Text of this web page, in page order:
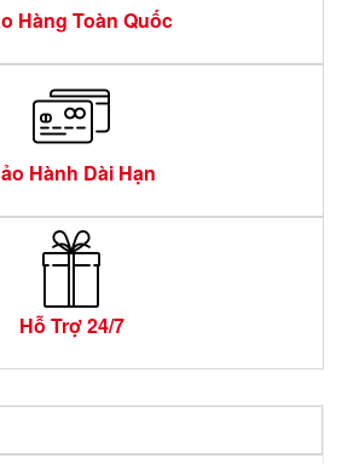
Hàng Toàn Quốc
Hành Dài Hạn
Hỗ Trợ 24/7